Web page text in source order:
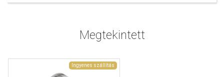
Megtekintett
Ingyenes szállítás